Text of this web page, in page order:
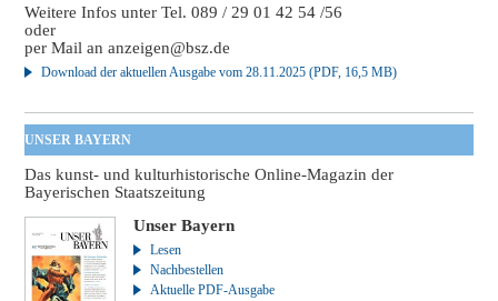
Weitere Infos unter Tel. 089 / 29 01 42 54 /56
oder
per Mail ananzeigen@bsz.de
Download der aktuellen Ausgabe vom 28.11.2025 (PDF, 16,5 MB)
UNSER BAYERN
Das kunst- und kulturhistorische Online-Magazin der
Bayerischen Staatszeitung
Unser Bayern
Lesen
Nachbestellen
Aktuelle PDF-Ausgabe